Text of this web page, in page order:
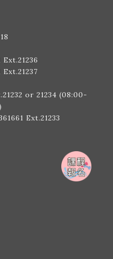
Ext.21236
Ext.21237
or 21234 (08:00-
Ext.21233